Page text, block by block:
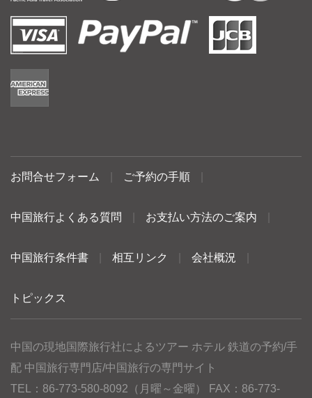
お問合せフォーム ご予約の手順
中国旅行よくある質問 お支払い方法のご案内
中国旅行条件書 相互リンク 会社概況
トピックス
中国の現地国際旅行社によるツアー ホテル 鉄道の予約/手
配 中国旅行専門店/中国旅行の専門サイト
TEL：86-773-580-8092（月曜～金曜） FAX：86-773-